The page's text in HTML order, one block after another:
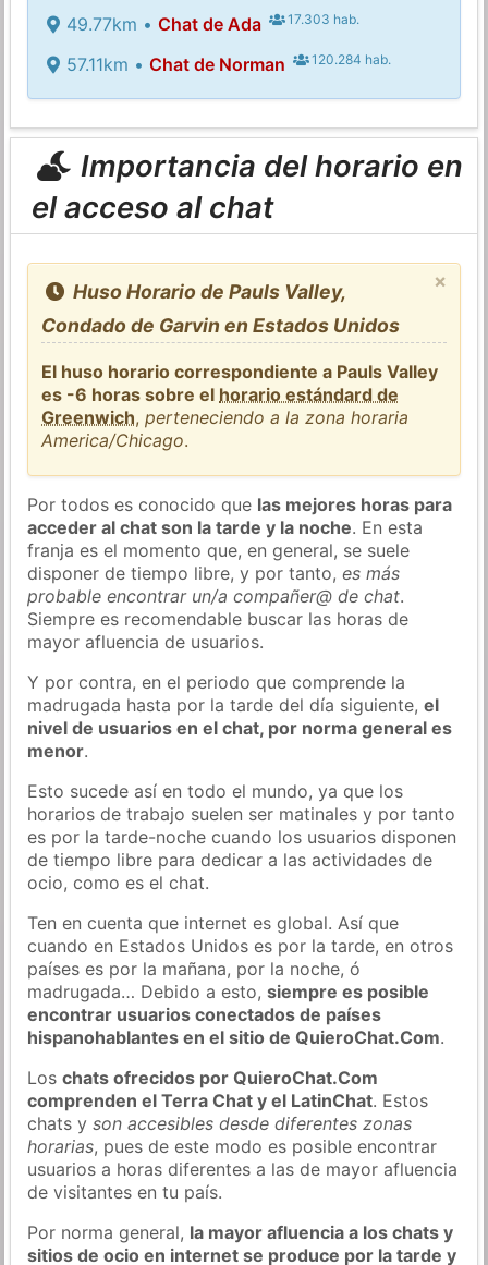
49.77km • Chat de Ada 17.303 hab.
57.11km • Chat de Norman 120.284 hab.
Importancia del horario en
el acceso al chat
×
Huso Horario de Pauls Valley,
Condado de Garvin en Estados Unidos
El huso horario correspondiente a Pauls Valley
es -6 horas sobre el horario estándard de
Greenwich,perteneciendo a la zona horaria
America/Chicago.
Por todos es conocido que las mejores horas para
acceder al chat son la tarde y la noche. En esta
franja es el momento que, en general, se suele
disponer de tiempo libre, y por tanto,es más
probable encontrar un/a compañer@ de chat.
Siempre es recomendable buscar las horas de
mayor afluencia de usuarios.
Y por contra, en el periodo que comprende la
madrugada hasta por la tarde del día siguiente,el
nivel de usuarios en el chat, por norma general es
menor.
Esto sucede así en todo el mundo, ya que los
horarios de trabajo suelen ser matinales y por tanto
es por la tarde-noche cuando los usuarios disponen
de tiempo libre para dedicar a las actividades de
ocio, como es el chat.
Ten en cuenta que internet es global. Así que
cuando en Estados Unidos es por la tarde, en otros
países es por la mañana, por la noche, ó
madrugada… Debido a esto,siempre es posible
encontrar usuarios conectados de países
hispanohablantes en el sitio de QuieroChat.Com.
Loschats ofrecidos por QuieroChat.Com
comprenden el Terra Chat y el LatinChat. Estos
chats yson accesibles desde diferentes zonas
horarias, pues de este modo es posible encontrar
usuarios a horas diferentes a las de mayor afluencia
de visitantes en tu país.
Por norma general, la mayor afluencia a los chats y
sitios de ocio en internet se produce por la tarde y